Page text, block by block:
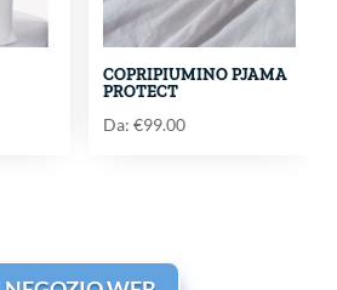
COPRIPIUMINO PJAMA
PROTECT
Da: €99.00